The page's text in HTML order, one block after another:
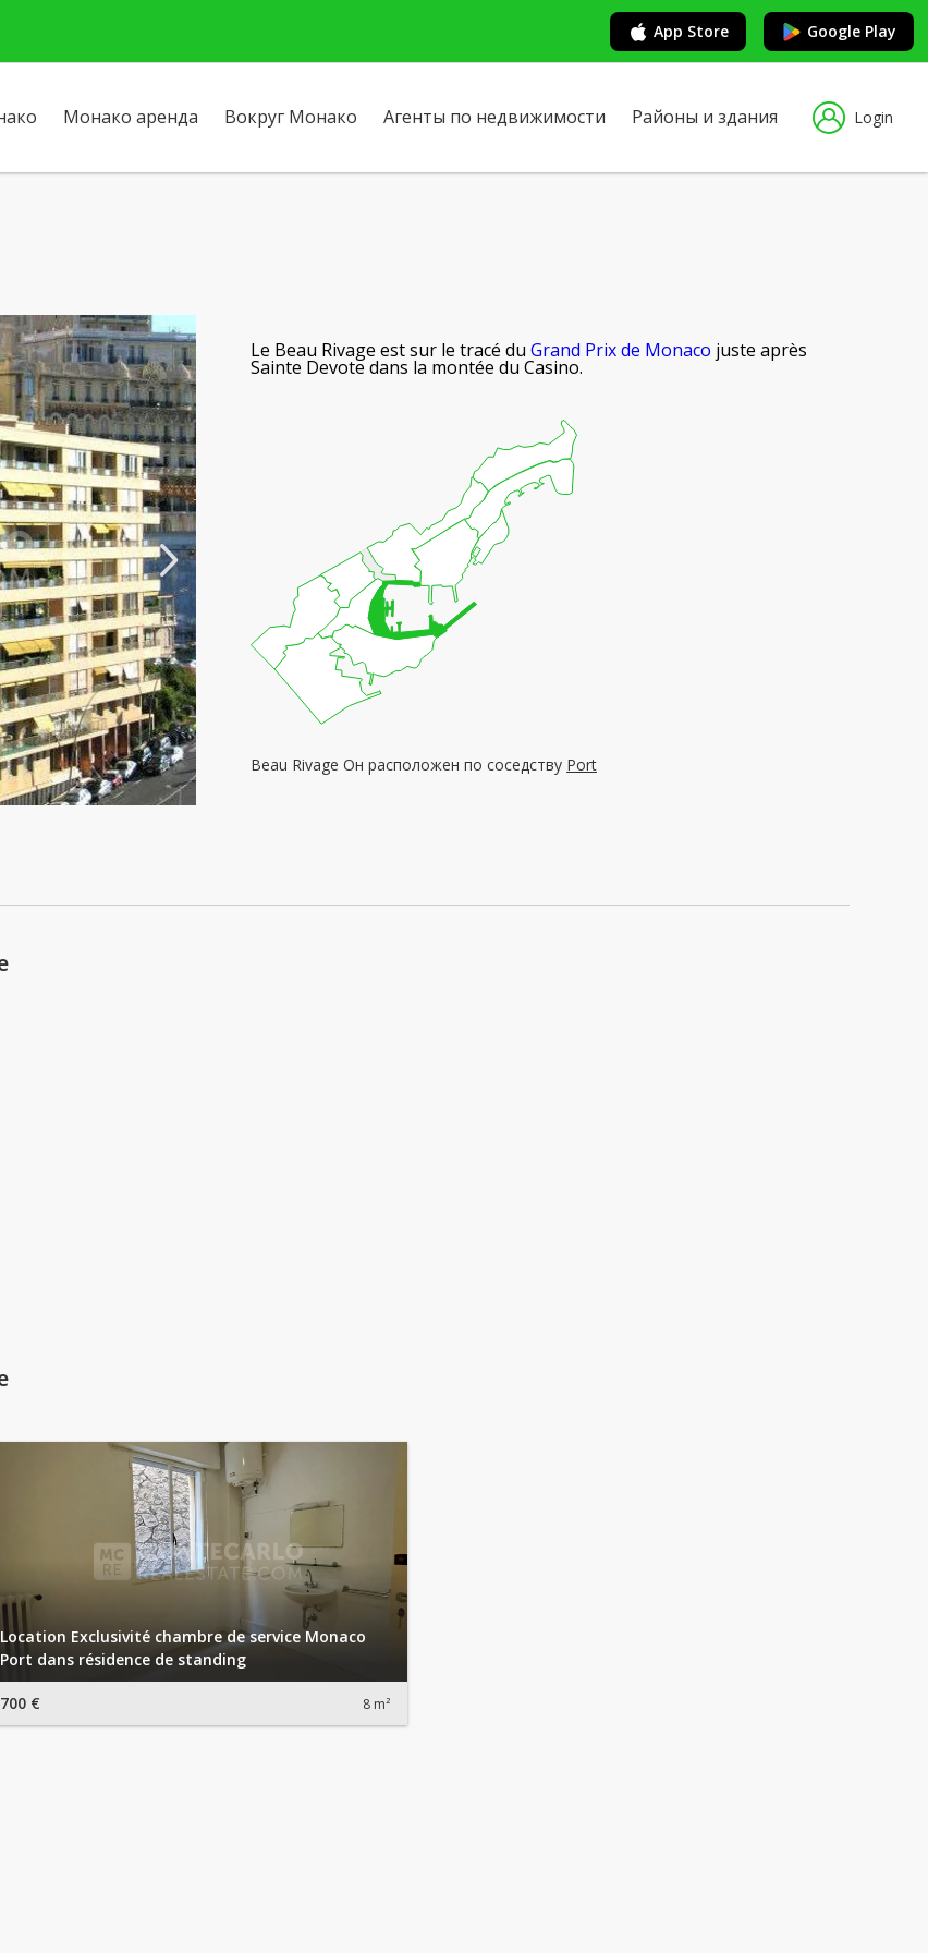
App Store Google Play
Монако аренда Вокруг Монако Агенты по недвижимости Районы и здания Login
Le Beau Rivage est sur le tracé du Grand Prix de Monaco juste après
Sainte Devote dans la montée du Casino.
Beau Rivage Он расположен по соседству Port
Location Exclusivité chambre de service Monaco
Port dans résidence de standing
700 € 8 m²